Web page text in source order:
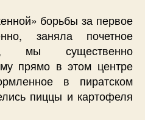
борьбы за первое
заняла почетное
мы существенно
прямо в этом центре
в пиратском
пиццы и картофеля